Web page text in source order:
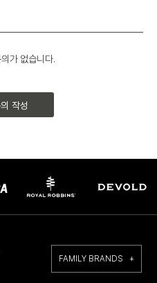
가 없습니다.
작성
FAMILY BRANDS +